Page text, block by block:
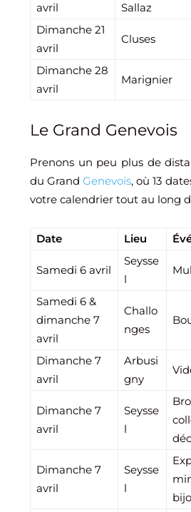
avril
Sallaz
Dimanche 21
avril
Cluses
Dimanche 28
avril
Marignier
Le Grand Genevois
Prenons un peu plus de
du GrandGenevois, où 13
votre calendrier tout au long
Date Lieu
Samedi 6 avril
Seysse
l
Samedi 6 &
dimanche 7
avril
Challo
nges
Dimanche 7
avril
Arbusi
gny
Dimanche 7
avril
Seysse
l
Dimanche 7
avril
Seysse
l